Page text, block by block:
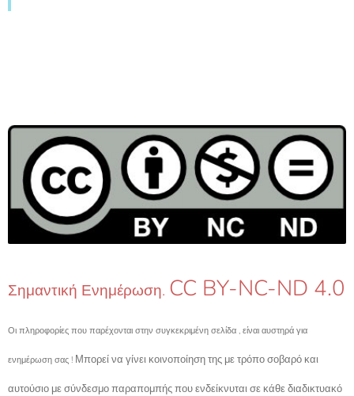
Σημαντική Ενημέρωση. CC BY-NC-ND 4.0
Οι πληροφορίες που παρέχονται στην συγκεκριμένη σελίδα , είναι αυστηρά για
ενημέρωση σας ! Μπορεί να γίνει κοινοποίηση της με τρόπο σοβαρό και
αυτούσιο με σύνδεσμο παραπομπής που ενδείκνυται σε κάθε διαδικτυακό